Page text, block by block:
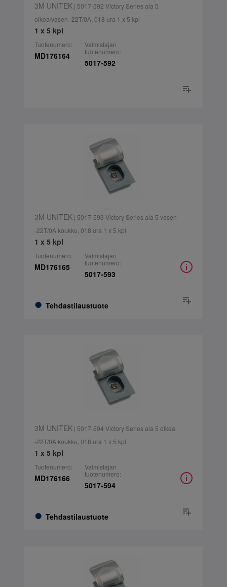
3M UNITEK| 5017-592 Victory Series ala 5
oikea/vasen -22T/0A, 018 ura 1 x 5 kpl
1 x 5 kpl
Tuotenumero:
MD176164
Valmistajan
tuotenumero:
5017-592
3M UNITEK| 5017-593 Victory Series ala 5 vasen
-22T/0A koukku, 018 ura 1 x 5 kpl
1 x 5 kpl
Tuotenumero:
MD176165
Tehdastilaustuote
Valmistajan
tuotenumero:
5017-593
3M UNITEK| 5017-594 Victory Series ala 5 oikea
-22T/0A koukku, 018 ura 1 x 5 kpl
1 x 5 kpl
Tuotenumero:
MD176166
Tehdastilaustuote
Valmistajan
tuotenumero:
5017-594